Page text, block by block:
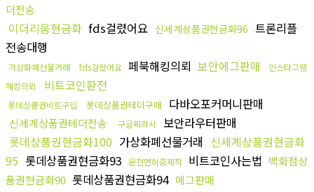
더전송
이더리움현금화 fds걸렸어요 신세계상품권현금화96 트론리플
전송대행
가상화폐선물거래 fds걸렸어요 페북해킹의뢰 보안에그판매
인스타그램
해킹의뢰
비트코인환전
롯데상품권비트구입 롯데상품권테더구매 다바오포커머니판매
신세계상품권테더전송 구글찌라시
보안라우터판매
롯데상품권현금화100 가상화폐선물거래 신세계상품권현금화
95 롯데상품권현금화93 운전면허증제작 비트코인사는법 백화점상
품권현금화90 롯데상품권현금화94 에그판매